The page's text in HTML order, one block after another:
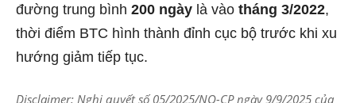
đường trung bình 200 ngày là vào tháng 3/2022,
thời điểm BTC hình thành đỉnh cục bộ trước khi xu
hướng giảm tiếp tục.
Disclaimer: Nghị quyết số 05/2025/NQ-CP ngày 9/9/2025 của